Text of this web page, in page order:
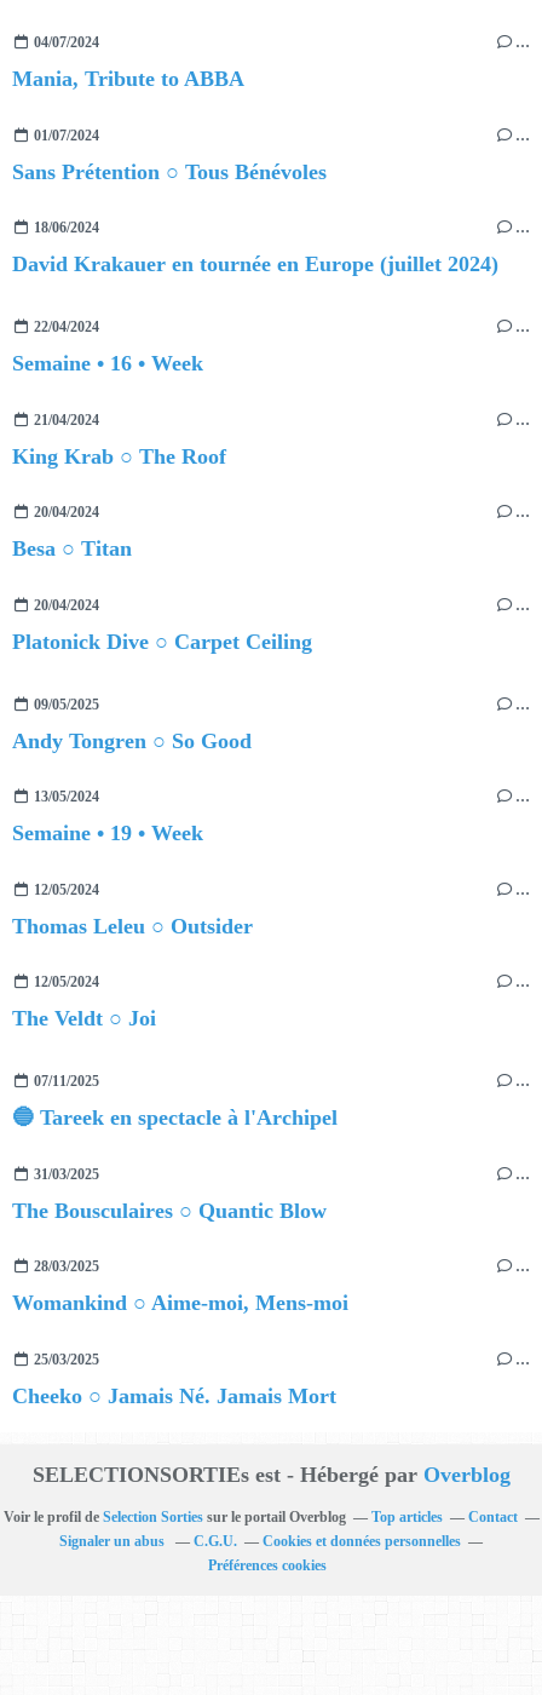
04/07/2024 …
Mania, Tribute to ABBA
01/07/2024 …
Sans Prétention ○ Tous Bénévoles
18/06/2024 …
David Krakauer en tournée en Europe (juillet 2024)
22/04/2024 …
Semaine • 16 • Week
21/04/2024 …
King Krab ○ The Roof
20/04/2024 …
Besa ○ Titan
20/04/2024 …
Platonick Dive ○ Carpet Ceiling
09/05/2025 …
Andy Tongren ○ So Good
13/05/2024 …
Semaine • 19 • Week
12/05/2024 …
Thomas Leleu ○ Outsider
12/05/2024 …
The Veldt ○ Joi
07/11/2025 …
🔵 Tareek en spectacle à l'Archipel
31/03/2025 …
The Bousculaires ○ Quantic Blow
28/03/2025 …
Womankind ○ Aime-moi, Mens-moi
25/03/2025 …
Cheeko ○ Jamais Né. Jamais Mort
SELECTIONSORTIEs est - Hébergé par Overblog
Voir le profil de Selection Sortiessur le portail Overblog Top articles
Contact
Signaler un abus
C.G.U.
Cookies et données personnelles
Préférences cookies